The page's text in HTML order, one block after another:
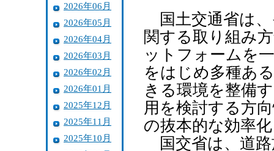
2026年06月
2026年05月
2026年04月
2026年03月
2026年02月
2026年01月
2025年12月
2025年11月
2025年10月
国土交通省は
関する取り組み
ットフォームを
をはじめ多種あ
きる環境を整備
用を検討する方
の抜本的な効率
国交省は、道路